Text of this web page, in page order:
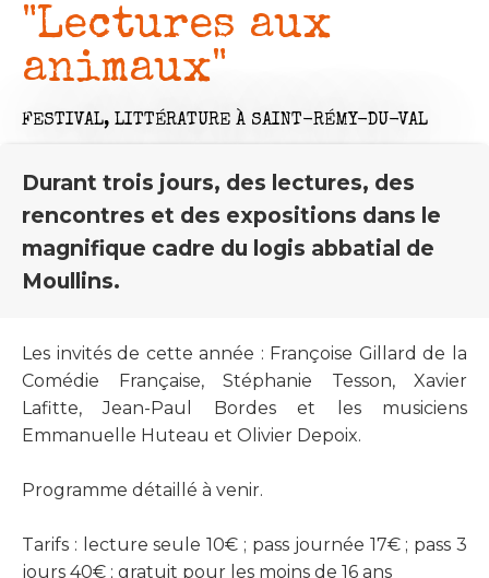
"Lectures aux
animaux"
FESTIVAL, LITTÉRATURE À SAINT-RÉMY-DU-VAL
Durant trois jours, des lectures, des
rencontres et des expositions dans le
magnifique cadre du logis abbatial de
Moullins.
Les invités de cette année : Françoise Gillard de la
Comédie Française, Stéphanie Tesson, Xavier
Lafitte, Jean-Paul Bordes et les musiciens
Emmanuelle Huteau et Olivier Depoix.
Programme détaillé à venir.
Tarifs : lecture seule 10€ ; pass journée 17€ ; pass 3
jours 40€ ; gratuit pour les moins de 16 ans